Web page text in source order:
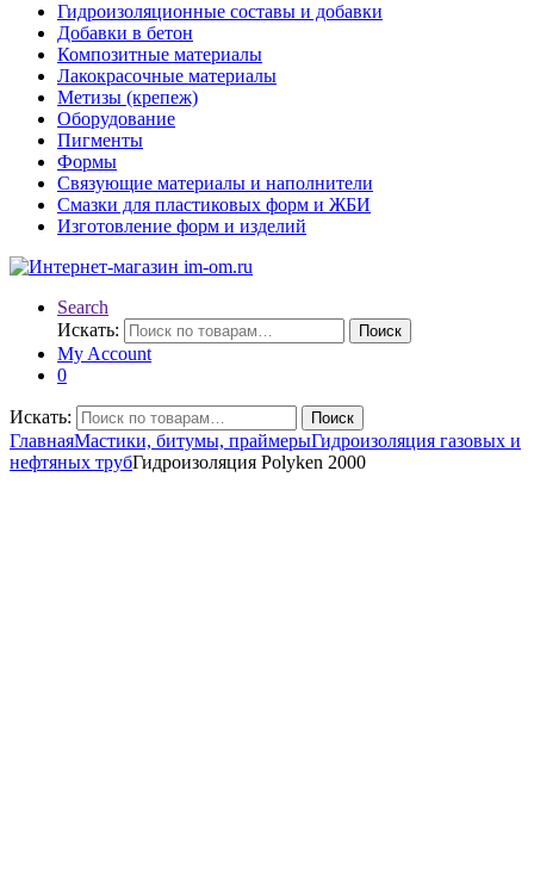
Гидроизоляционные составы и добавки
Добавки в бетон
Композитные материалы
Лакокрасочные материалы
Метизы (крепеж)
Оборудование
Пигменты
Формы
Связующие материалы и наполнители
Смазки для пластиковых форм и ЖБИ
Изготовление форм и изделий
Search
Искать:
Поиск
My Account
0
Искать: Поиск
ГлавнаяМастики, битумы, праймерыГидроизоляция газовых и
нефтяных трубГидроизоляция Polyken 2000